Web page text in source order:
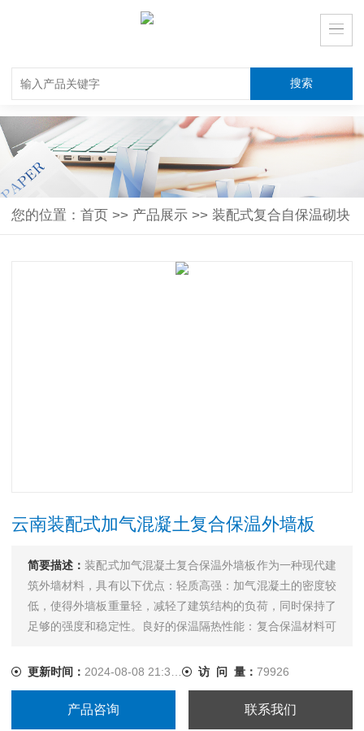
您的位置： 首页 >> 产品展示 >> 装配式复合自保温砌块
云南装配式加气混凝土复合保温外墙板
简要描述： 装配式加气混凝土复合保温外墙板作为一种现代建
筑外墙材料，具有以下优点：轻质高强：加气混凝土的密度较
低，使得外墙板重量轻，减轻了建筑结构的负荷，同时保持了
足够的强度和稳定性。良好的保温隔热性能：复合保温材料可
空调的能耗。防火性能：加气混凝土本身具有...
更新时间： 2024-08-08 21:36:46 访 问 量： 79926
产品咨询 联系我们